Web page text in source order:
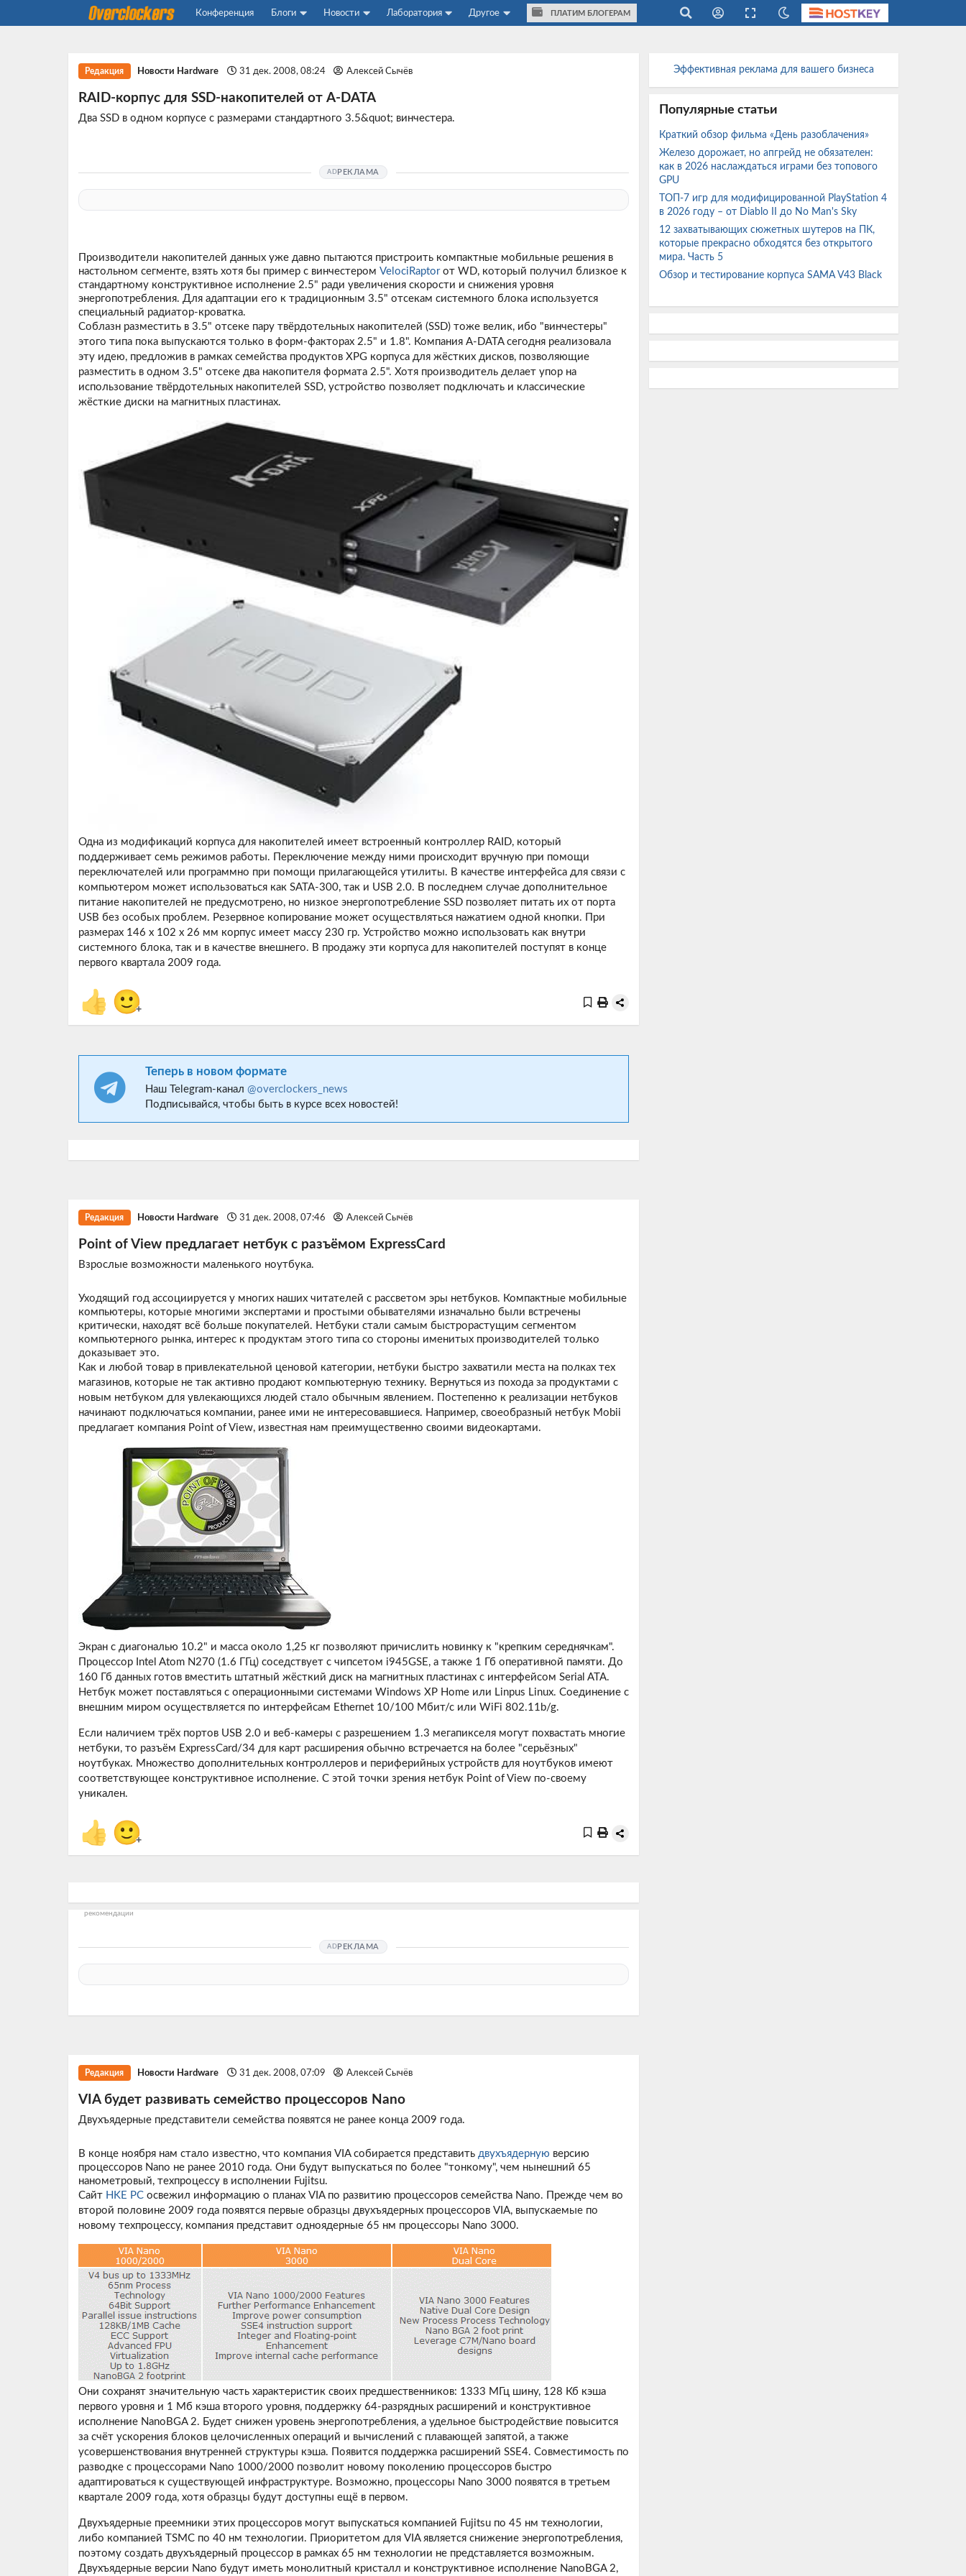
Конференция Блоги Новости Лаборатория Другое ПЛАТИМ БЛОГЕРАМ
Редакция Новости Hardware 31 дек. 2008, 08:24 Алексей Сычёв
RAID-корпус для SSD-накопителей от A-DATA
Два SSD в одном корпусе с размерами стандартного 3.5&quot; винчестера.
РЕКЛАМА
Производители накопителей данных уже давно пытаются пристроить компактные мобильные решения в
настольном сегменте, взять хотя бы пример с винчестером VelociRaptorот WD, который получил близкое к
стандартному конструктивное исполнение 2.5" ради увеличения скорости и снижения уровня
энергопотребления. Для адаптации его к традиционным 3.5" отсекам системного блока используется
специальный радиатор-кроватка.
Соблазн разместить в 3.5" отсеке пару твёрдотельных накопителей (SSD) тоже велик, ибо "винчестеры"
этого типа пока выпускаются только в форм-факторах 2.5" и 1.8". Компания A-DATAсегодня реализовала
эту идею, предложив в рамках семейства продуктов XPG корпуса для жёстких дисков, позволяющие
разместить в одном 3.5" отсеке два накопителя формата 2.5". Хотя производитель делает упор на
использование твёрдотельных накопителей SSD, устройство позволяет подключать и классические
жёсткие диски на магнитных пластинах.
Одна из модификаций корпуса для накопителей имеет встроенный контроллер RAID, который
поддерживает семь режимов работы. Переключение между ними происходит вручную при помощи
переключателей или программно при помощи прилагающейся утилиты. В качестве интерфейса для связи с
компьютером может использоваться как SATA-300, так и USB 2.0. В последнем случае дополнительное
питание накопителей не предусмотрено, но низкое энергопотребление SSD позволяет питать их от порта
USB без особых проблем. Резервное копирование может осуществляться нажатием одной кнопки. При
размерах 146 х 102 х 26 мм корпус имеет массу 230 гр. Устройство можно использовать как внутри
системного блока, так и в качестве внешнего. В продажу эти корпуса для накопителей поступят в конце
первого квартала 2009 года.
👍 🙂
+
Теперь в новом формате
Наш Telegram-канал @overclockers_news
Подписывайся, чтобы быть в курсе всех новостей!
Редакция Новости Hardware 31 дек. 2008, 07:46 Алексей Сычёв
Point of View предлагает нетбук с разъёмом ExpressCard
Взрослые возможности маленького ноутбука.
Уходящий год ассоциируется у многих наших читателей с рассветом эры нетбуков. Компактные мобильные
компьютеры, которые многими экспертами и простыми обывателями изначально были встречены
критически, находят всё больше покупателей. Нетбуки стали самым быстрорастущим сегментом
компьютерного рынка, интерес к продуктам этого типа со стороны именитых производителей только
доказывает это.
Как и любой товар в привлекательной ценовой категории, нетбуки быстро захватили места на полках тех
магазинов, которые не так активно продают компьютерную технику. Вернуться из похода за продуктами с
новым нетбуком для увлекающихся людей стало обычным явлением. Постепенно к реализации нетбуков
начинают подключаться компании, ранее ими не интересовавшиеся. Например, своеобразный нетбук Mobii
предлагает компания Point of View, известная нам преимущественно своими видеокартами.
Экран с диагональю 10.2" и масса около 1,25 кг позволяют причислить новинку к "крепким середнячкам".
Процессор Intel Atom N270 (1.6 ГГц) соседствует с чипсетом i945GSE, а также 1 Гб оперативной памяти. До
160 Гб данных готов вместить штатный жёсткий диск на магнитных пластинах с интерфейсом Serial ATA.
Нетбук может поставляться с операционными системами Windows XP Home или Linpus Linux. Соединение с
внешним миром осуществляется по интерфейсам Ethernet 10/100 Мбит/с или WiFi 802.11b/g.
Если наличием трёх портов USB 2.0 и веб-камеры с разрешением 1.3 мегапикселя могут похвастать многие
нетбуки, то разъём ExpressCard/34 для карт расширения обычно встречается на более "серьёзных"
ноутбуках. Множество дополнительных контроллеров и периферийных устройств для ноутбуков имеют
соответствующее конструктивное исполнение. С этой точки зрения нетбук Point of View по-своему
уникален.
👍 🙂
+
рекомендации
РЕКЛАМА
Редакция Новости Hardware 31 дек. 2008, 07:09 Алексей Сычёв
VIA будет развивать семейство процессоров Nano
Двухъядерные представители семейства появятся не ранее конца 2009 года.
В конце ноября нам стало известно, что компания VIA собирается представить двухъядерную версию
процессоров Nano не ранее 2010 года. Они будут выпускаться по более "тонкому", чем нынешний 65
нанометровый, техпроцессу в исполнении Fujitsu.
Сайт HKE PCосвежил информацию о планах VIA по развитию процессоров семейства Nano. Прежде чем во
второй половине 2009 года появятся первые образцы двухъядерных процессоров VIA, выпускаемые по
новому техпроцессу, компания представит одноядерные 65 нм процессоры Nano 3000.
Они сохранят значительную часть характеристик своих предшественников: 1333 МГц шину, 128 Кб кэша
первого уровня и 1 Мб кэша второго уровня, поддержку 64-разрядных расширений и конструктивное
исполнение NanoBGA 2. Будет снижен уровень энергопотребления, а удельное быстродействие повысится
за счёт ускорения блоков целочисленных операций и вычислений с плавающей запятой, а также
усовершенствования внутренней структуры кэша. Появится поддержка расширений SSE4. Совместимость по
разводке с процессорами Nano 1000/2000 позволит новому поколению процессоров быстро
адаптироваться к существующей инфраструктуре. Возможно, процессоры Nano 3000 появятся в третьем
квартале 2009 года, хотя образцы будут доступны ещё в первом.
Двухъядерные преемники этих процессоров могут выпускаться компанией Fujitsu по 45 нм технологии,
либо компанией TSMC по 40 нм технологии. Приоритетом для VIA является снижение энергопотребления,
поэтому создать двухъядерный процессор в рамках 65 нм технологии не представляется возможным.
Двухъядерные версии Nano будут иметь монолитный кристалл и конструктивное исполнение NanoBGA 2,
Эффективная реклама для вашего бизнеса
Популярные статьи
Краткий обзор фильма «День разоблачения»
Железо дорожает, но апгрейд не обязателен:
как в 2026 наслаждаться играми без топового
GPU
ТОП-7 игр для модифицированной PlayStation 4
в 2026 году – от Diablo II до No Man's Sky
12 захватывающих сюжетных шутеров на ПК,
которые прекрасно обходятся без открытого
мира. Часть 5
Обзор и тестирование корпуса SAMA V43 Black